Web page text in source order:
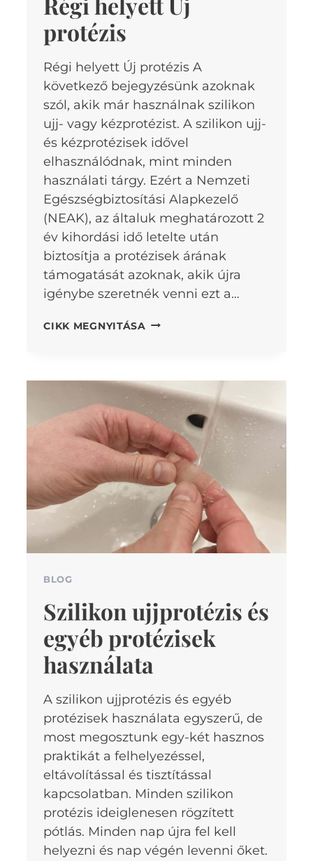
protézis
Régi helyett Új protézis A
következő bejegyzésünk azoknak
szól, akik már használnak szilikon
ujj- vagy kézprotézist. A szilikon ujj-
és kézprotézisek idővel
elhasználódnak, mint minden
használati tárgy. Ezért a Nemzeti
Egészségbiztosítási Alapkezelő
(NEAK), az általuk meghatározott 2
év kihordási idő letelte után
biztosítja a protézisek árának
támogatását azoknak, akik újra
igénybe szeretnék venni ezt a…
CIKK MEGNYITÁSA RÉGI
PROTÉZIS
BLOG
Szilikon ujjprotézis és
egyéb protézisek
használata
A szilikon ujjprotézis és egyéb
protézisek használata egyszerű, de
most megosztunk egy-két hasznos
praktikát a felhelyezéssel,
eltávolítással és tisztítással
kapcsolatban. Minden szilikon
protézis ideiglenesen rögzített
pótlás. Minden nap újra fel kell
helyezni és nap végén levenni őket.